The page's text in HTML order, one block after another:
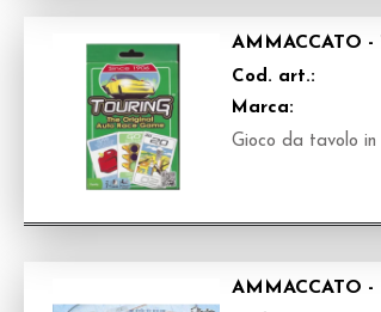
AMMACCATO -
Cod. art.:
Marca:
Gioco da tavolo in
AMMACCATO -